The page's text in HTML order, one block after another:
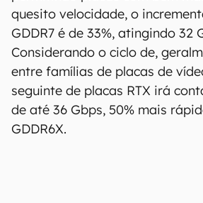
de memória GDDR6X, com
e velocidades de até 24 Gbps.
novas GPUsNvidia RTX 5000,
final de 2024, já devem contar
implementação das GDDR7.
Uma diferença importante é